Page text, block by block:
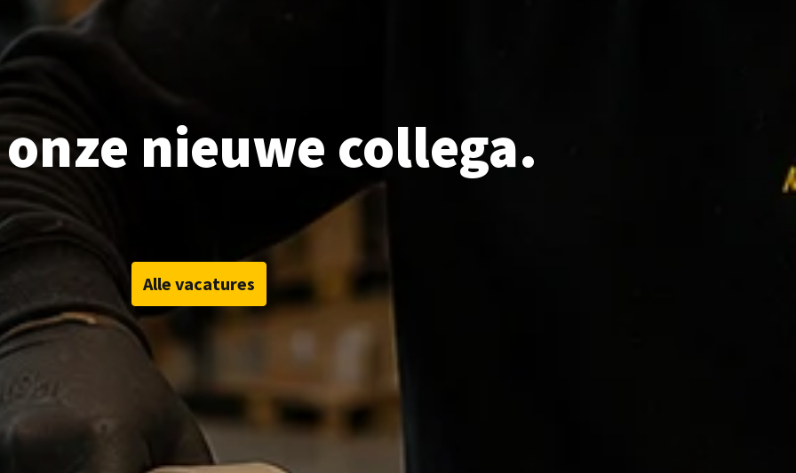
nieuwe collega.
Alle vacatures